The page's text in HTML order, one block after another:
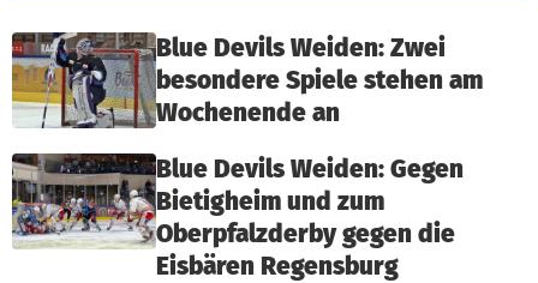
Blue Devils Weiden: Zwei
besondere Spiele stehen am
Wochenende an
Blue Devils Weiden: Gegen
Bietigheim und zum
Oberpfalzderby gegen die
Eisbären Regensburg